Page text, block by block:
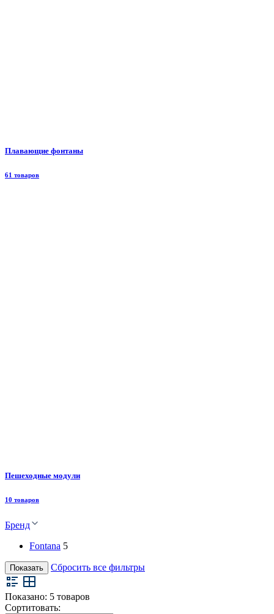
Плавающие фонтаны
61 товаров
Пешеходные модули
10 товаров
Бренд
Fontana 5
Показать Сбросить все фильтры
Показано: 5 товаров
Сортитовать: